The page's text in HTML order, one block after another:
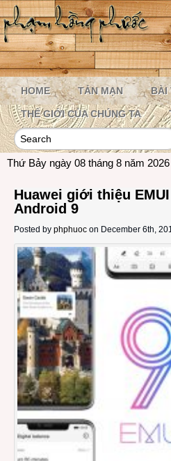
HOME TẢN MẠN BÀI
THẾ GIỚI CỦA CHÚNG TA
Thứ Bảy ngày 08 tháng 8 năm 2026
Huawei giới thiệu
Android 9
Posted by phphuoc on December 6th,